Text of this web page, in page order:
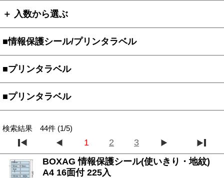
＋ 入数から選ぶ
■情報保護シール/プリンタラベル
■プリンタラベル
■プリンタラベル
検索結果 44件 (1/5)
1 2
3
BOXAG 情報保護シール(使いきり・地紋)
A4 16面付 225入